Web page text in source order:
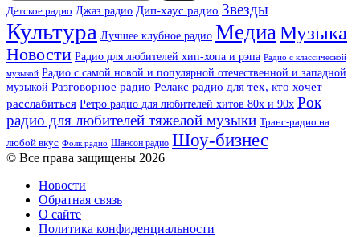
Детское радио Джаз радио Дип-хаус радио Звезды
Культура Лучшее клубное радио МедиаМузыка
Новости Радио для любителей хип-хопа и рэпа Радио с классической
музыкой Радио с самой новой и популярной отечественной и западной
музыкой Разговорное радио Релакс радио для тех, кто хочет
расслабиться Ретро радио для любителей хитов 80х и 90х Рок
радио для любителей тяжелой музыки Транс-радио на
любой вкус Фолк радио Шансон радио Шоу-бизнес
© Все права защищены 2026
Новости
Обратная связь
О сайте
Политика конфиденциальности